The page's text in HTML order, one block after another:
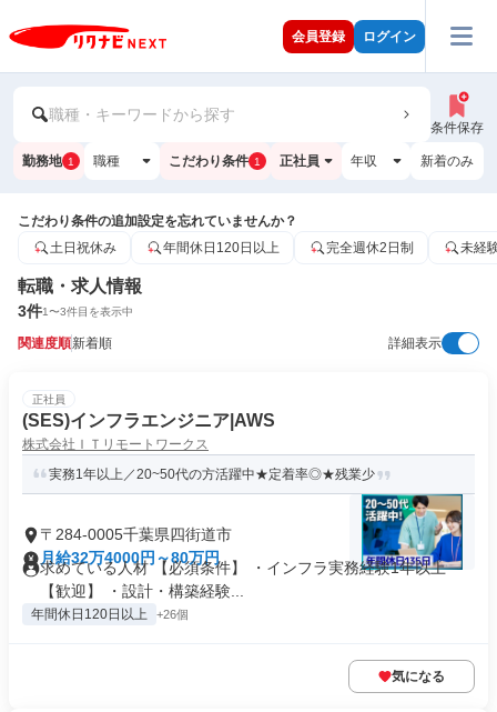
会員登録 ログイン
職種・キーワードから探す
条件保存
勤務地 1 職種 こだわり条件 1 正社員 年収 新着のみ
こだわり条件の追加設定を忘れていませんか？
土日祝休み
年間休日120日以上 完全週休2日制 未経
転職・求人情報
3件1〜3件目を表示中
関連度順新着順 詳細表示
正社員
(SES)インフラエンジニア|AWS
株式会社ＩＴリモートワークス
実務1年以上／20~50代の方活躍中★定着率◎★残業少
〒284-0005千葉県四街道市
月給32万4000円～80万円
求めている人材 【必須条件】 ・インフラ実務経験1年以上
【歓迎】 ・設計・構築経験...
年間休日120日以上 +26個
気になる